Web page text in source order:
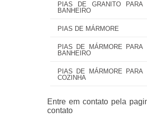
PIAS DE GRANITO PARA
BANHEIRO
PIAS DE MÁRMORE
PIAS DE MÁRMORE PARA
BANHEIRO
PIAS DE MÁRMORE PARA
COZINHA